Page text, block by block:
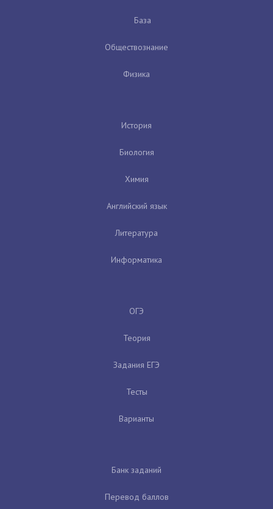
База
Обществознание
Физика
История
Биология
Химия
Английский язык
Литература
Информатика
ОГЭ
Теория
Задания ЕГЭ
Тесты
Варианты
Банк заданий
Перевод баллов